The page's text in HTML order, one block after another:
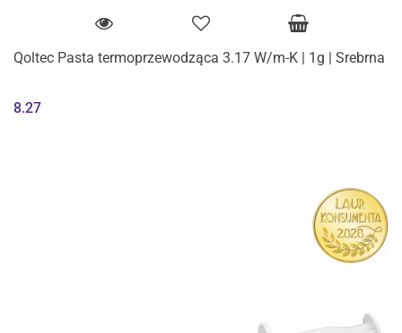
Qoltec Pasta termoprzewodząca 3.17 W/m-K | 1g | Srebrna
8.27